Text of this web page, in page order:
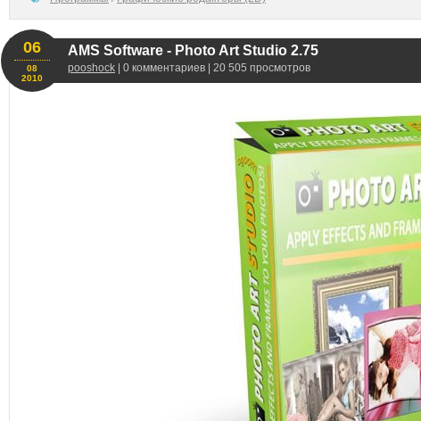
AMS Software - Photo Art Studio 2.75
pooshock | 0 комментариев | 20 505 просмотров
06
08
2010